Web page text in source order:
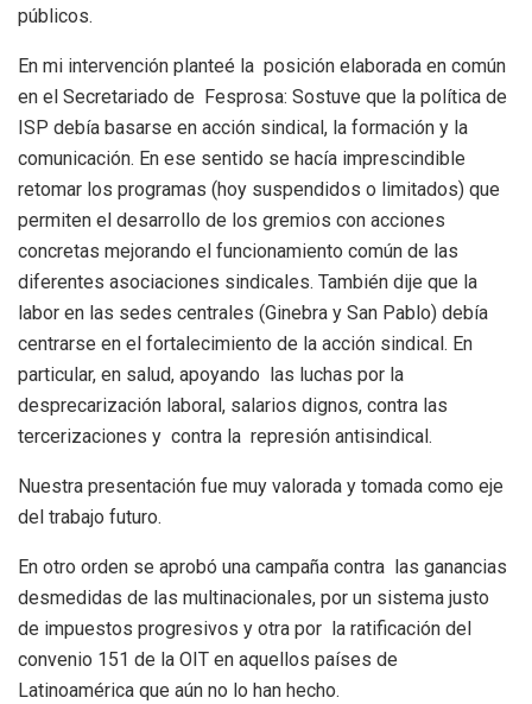
públicos.
En mi intervención planteé la posición elaborada en común
en el Secretariado de Fesprosa: Sostuve que la política de
ISP debía basarse en acción sindical, la formación y la
comunicación. En ese sentido se hacía imprescindible
retomar los programas (hoy suspendidos o limitados) que
permiten el desarrollo de los gremios con acciones
concretas mejorando el funcionamiento común de las
diferentes asociaciones sindicales. También dije que la
labor en las sedes centrales (Ginebra y San Pablo) debía
centrarse en el fortalecimiento de la acción sindical. En
particular, en salud, apoyando las luchas por la
desprecarización laboral, salarios dignos, contra las
tercerizaciones y contra la represión antisindical.
Nuestra presentación fue muy valorada y tomada como eje
del trabajo futuro.
En otro orden se aprobó una campaña contra las ganancias
desmedidas de las multinacionales, por un sistema justo
de impuestos progresivos y otra por la ratificación del
convenio 151 de la OIT en aquellos países de
Latinoamérica que aún no lo han hecho.